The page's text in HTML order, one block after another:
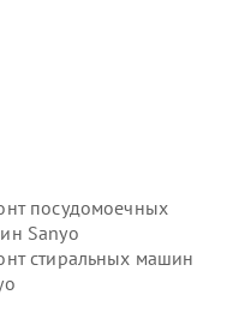
посудомоечных
Sanyo
стиральных машин